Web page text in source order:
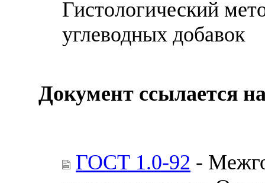
Гистологический
углеводных добавок
Документ ссылается
ГОСТ 1.0-92 -